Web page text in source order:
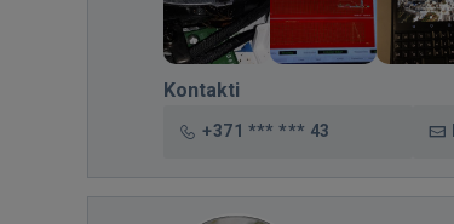
Kontakti
+371 *** *** 43